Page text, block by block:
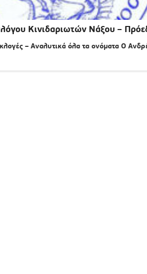
Κινιδαριωτών Νάξου –
– Αναλυτικά όλα τα ονόματα Ο